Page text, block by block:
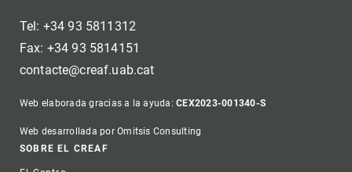
Tel: +34 93 5811312
Fax: +34 93 5814151
contacte@creaf.uab.cat
Web elaborada gracias a la ayuda:CEX2023-001340-S
Web desarrollada por Omitsis Consulting
SOBRE EL CREAF